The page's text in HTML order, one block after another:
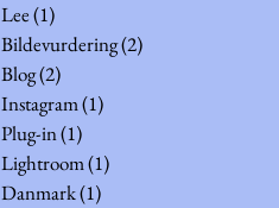
Lee(1)
Bildevurdering(2)
Blog(2)
Instagram(1)
Plug-in(1)
Lightroom(1)
Danmark(1)